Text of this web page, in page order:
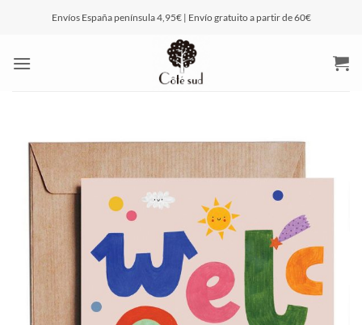
Envíos España península 4,95€ | Envío gratuito a partir de 60€